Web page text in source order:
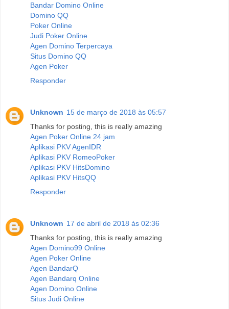
Bandar Domino Online
Domino QQ
Poker Online
Judi Poker Online
Agen Domino Terpercaya
Situs Domino QQ
Agen Poker
Responder
Unknown 15 de março de 2018 às 05:57
Thanks for posting, this is really amazing
Agen Poker Online 24 jam
Aplikasi PKV AgenIDR
Aplikasi PKV RomeoPoker
Aplikasi PKV HitsDomino
Aplikasi PKV HitsQQ
Responder
Unknown 17 de abril de 2018 às 02:36
Thanks for posting, this is really amazing
Agen Domino99 Online
Agen Poker Online
Agen BandarQ
Agen Bandarq Online
Agen Domino Online
Situs Judi Online